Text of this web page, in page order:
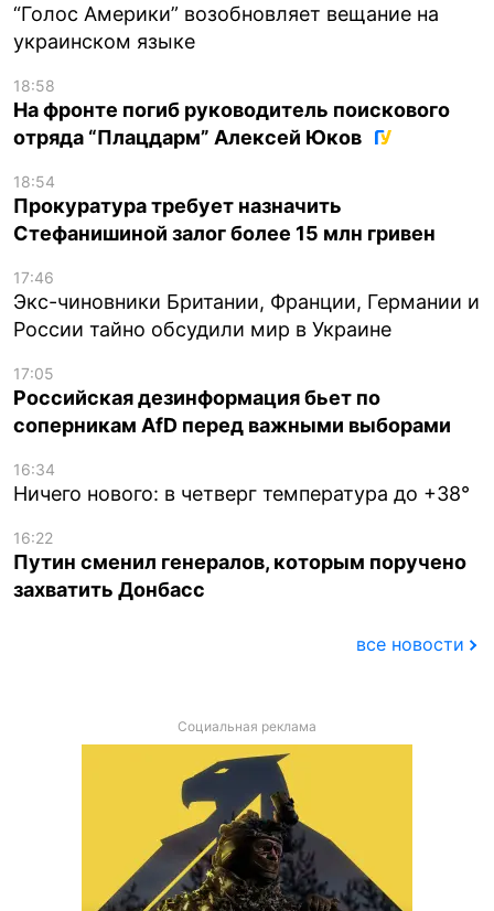
“Голос Америки” возобновляет вещание на
украинском языке
18:58
На фронте погиб руководитель поискового
отряда “Плацдарм” Алексей Юков
18:54
Прокуратура требует назначить
Стефанишиной залог более 15 млн гривен
17:46
Экс-чиновники Британии, Франции, Германии и
России тайно обсудили мир в Украине
17:05
Российская дезинформация бьет по
соперникам AfD перед важными выборами
16:34
Ничего нового: в четверг температура до +38°
16:22
Путин сменил генералов, которым поручено
захватить Донбасс
все новости
Социальная реклама